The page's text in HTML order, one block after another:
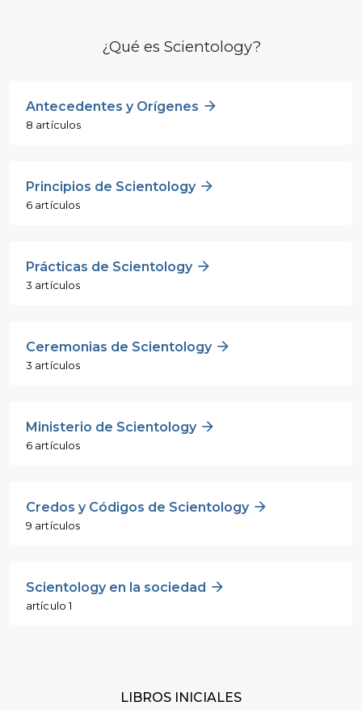
¿Qué es Scientology?
Antecedentes y Orígenes
8 artículos
Principios de Scientology
6 artículos
Prácticas de Scientology
3 artículos
Ceremonias de Scientology
3 artículos
Ministerio de Scientology
6 artículos
Credos y Códigos de Scientology
9 artículos
Scientology en la sociedad
artículo 1
LIBROS INICIALES